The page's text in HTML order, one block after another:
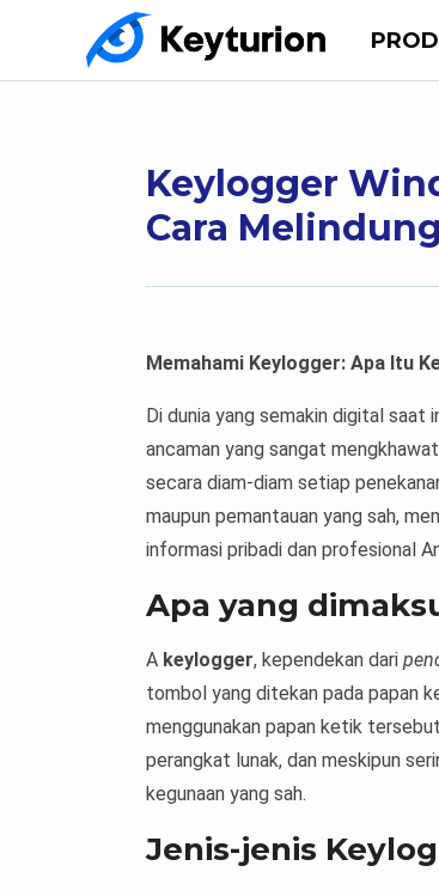
Keylogger
Cara
Memahami Keylogger: Apa Itu
Di dunia yang semakin digital saat
ancaman yang sangat
secara diam-diam setiap
maupun pemantauan yang sah,
informasi pribadi dan profesional
Apa yang
A keylogger, kependekan dari
tombol yang ditekan pada papan
menggunakan papan ketik
perangkat lunak, dan meskipun
kegunaan yang sah.
Jenis-jenis